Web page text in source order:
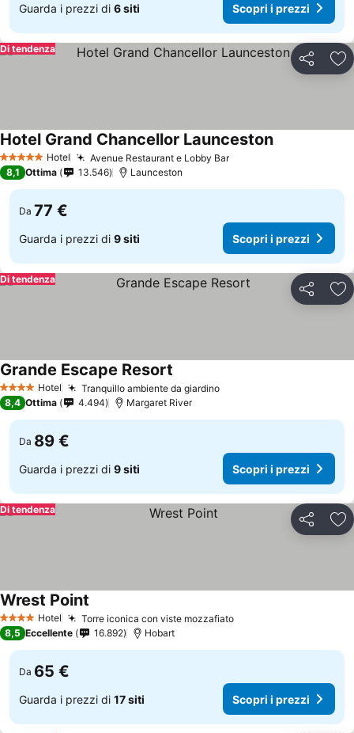
Guarda i prezzi di 6 siti Scopri i prezzi
Condividi
Di tendenza
5 Stelle Hotel Avenue Restaurant e Lobby Bar
Hotel Grand Chancellor Launceston
8,1 Ottima 13.546 Launceston
Da 77 €
Guarda i prezzi di 9 siti Scopri i prezzi
Condividi
Di tendenza
4 Stelle Hotel Tranquillo ambiente da giardino
Grande Escape Resort
8,4 Ottima 4.494 Margaret River
Da 89 €
Guarda i prezzi di 9 siti Scopri i prezzi
Condividi
Di tendenza
4 Stelle Hotel Torre iconica con viste mozzafiato
Wrest Point
8,5 Eccellente 16.892 Hobart
Da 65 €
Guarda i prezzi di 17 siti Scopri i prezzi